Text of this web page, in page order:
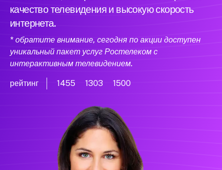
качество телевидения и высокую скорость
интернета.
* обратите внимание, сегодня по акции доступен
уникальный пакет услуг Ростелеком с
интерактивным телевидением.
рейтинг 1455 1303 1500